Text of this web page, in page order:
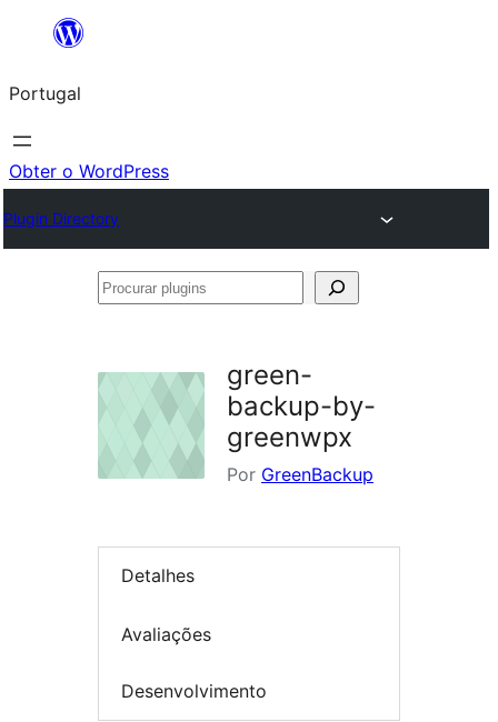
Saltar
o
conteúdo
Portugal
Obter o WordPress
Plugin Directory
Procurar
green-
backup-by-
greenwpx
Por GreenBackup
Detalhes
Avaliações
Desenvolvimento